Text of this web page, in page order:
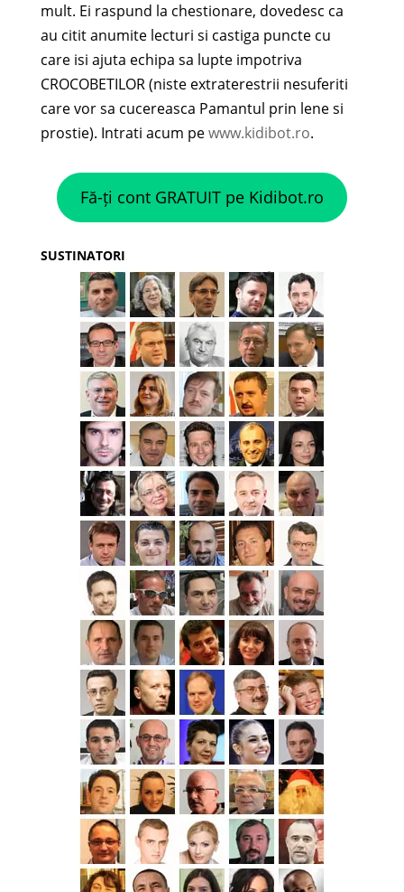
mult. Ei raspund la chestionare, dovedesc ca
au citit anumite lecturi si castiga puncte cu
care isi ajuta echipa sa lupte impotriva
CROCOBETILOR (niste extraterestrii nesuferiti
care vor sa cucereasca Pamantul prin lene si
prostie). Intrati acum pewww.kidibot.ro.
Fă-ți cont GRATUIT pe Kidibot.ro
SUSTINATORI